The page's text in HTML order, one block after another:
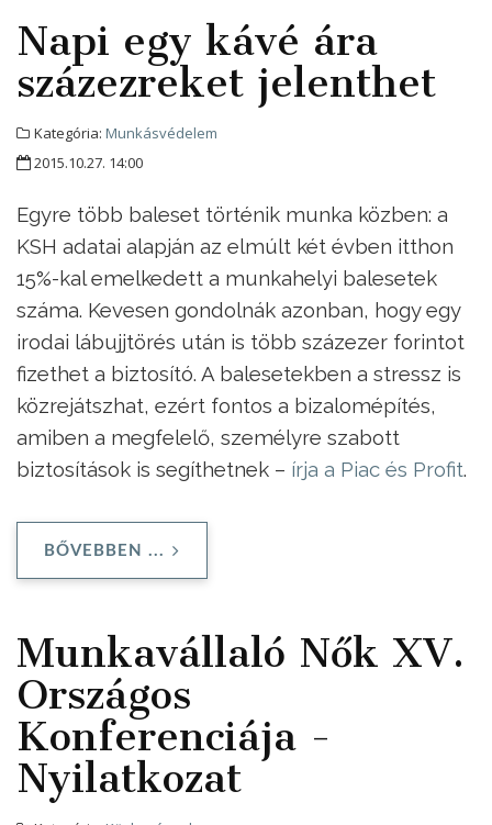
Napi egy kávé ára
százezreket jelenthet
Kategória: Munkásvédelem
2015.10.27. 14:00
Egyre több baleset történik munka közben: a
KSH adatai alapján az elmúlt két évben itthon
15%-kal emelkedett a munkahelyi balesetek
száma. Kevesen gondolnák azonban, hogy egy
irodai lábujjtörés után is több százezer forintot
fizethet a biztosító. A balesetekben a stressz is
közrejátszhat, ezért fontos a bizalomépítés,
amiben a megfelelő, személyre szabott
biztosítások is segíthetnek – írja a Piac és Profit.
BŐVEBBEN ...
Munkavállaló Nők XV.
Országos
Konferenciája -
Nyilatkozat